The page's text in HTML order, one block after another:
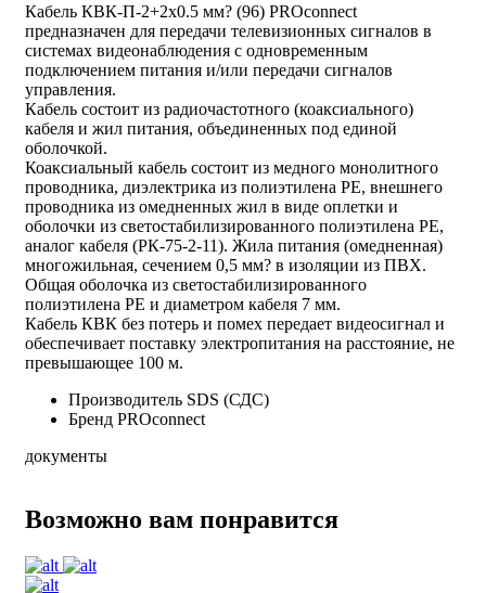
Кабель КВК-П-2+2х0.5 мм? (96) PROconnect
предназначен для передачи телевизионных сигналов в
системах видеонаблюдения с одновременным
подключением питания и/или передачи сигналов
управления.
Кабель состоит из радиочастотного (коаксиального)
кабеля и жил питания, объединенных под единой
оболочкой.
Коаксиальный кабель состоит из медного монолитного
проводника, диэлектрика из полиэтилена PE, внешнего
проводника из омедненных жил в виде оплетки и
оболочки из светостабилизированного полиэтилена PE,
аналог кабеля (РК-75-2-11). Жила питания (омедненная)
многожильная, сечением 0,5 мм? в изоляции из ПВХ.
Общая оболочка из светостабилизированного
полиэтилена PE и диаметром кабеля 7 мм.
Кабель КВК без потерь и помех передает видеосигнал и
обеспечивает поставку электропитания на расстояние, не
превышающее 100 м.
Производитель SDS (СДС)
Бренд PROconnect
документы
Возможно вам понравится